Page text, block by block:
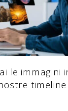
le immagini
timeline